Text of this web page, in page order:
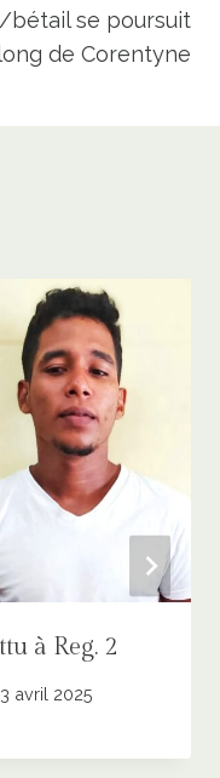
bétail se poursuit
de Corentyne
à Reg. 2
avril 2025